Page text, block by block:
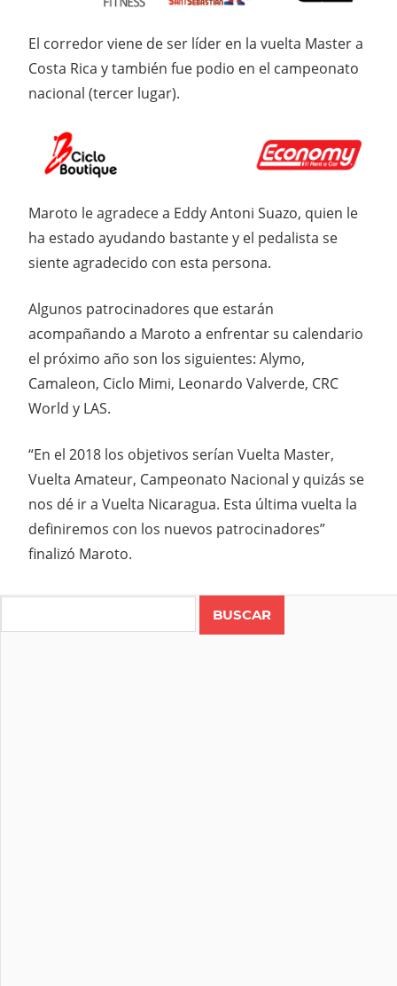
El corredor viene de ser líder en la vuelta Master a
Costa Rica y también fue podio en el campeonato
nacional (tercer lugar).
Maroto le agradece a Eddy Antoni Suazo, quien le
ha estado ayudando bastante y el pedalista se
siente agradecido con esta persona.
Algunos patrocinadores que estarán
acompañando a Maroto a enfrentar su calendario
el próximo año son los siguientes: Alymo,
Camaleon, Ciclo Mimi, Leonardo Valverde, CRC
World y LAS.
“En el 2018 los objetivos serían Vuelta Master,
Vuelta Amateur, Campeonato Nacional y quizás se
nos dé ir a Vuelta Nicaragua. Esta última vuelta la
definiremos con los nuevos patrocinadores”
finalizó Maroto.